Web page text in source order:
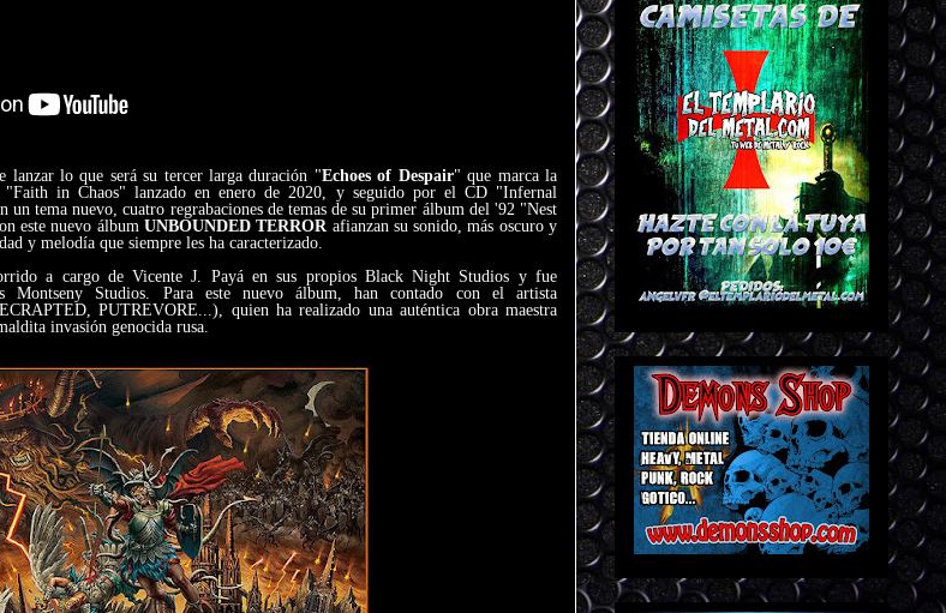
lanzar lo que será su tercer larga duración "Echoes of Despair" que marca la
"Faith in Chaos" lanzado en enero de 2020, y seguido por el CD "Infernal
un tema nuevo, cuatro regrabaciones de temas de su primer álbum del '92 "Nest
este nuevo álbumUNBOUNDED TERRORafianzan su sonido, más oscuro y
y melodía que siempre les ha caracterizado.
a cargo de Vicente J. Payá en sus propios Black Night Studios y fue
Montseny Studios. Para este nuevo álbum, han contado con el artista
PUTREVORE...), quien ha realizado una auténtica obra maestra
invasión genocida rusa.